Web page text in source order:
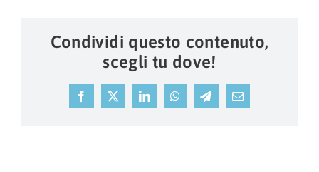
Condividi questo contenuto,
scegli tu dove!
Facebook
X LinkedInWhatsAppTelegramEmail